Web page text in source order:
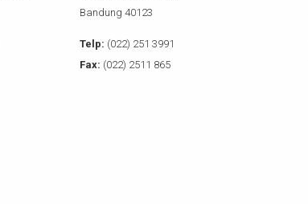
Bandung 40123
Telp: (022) 251 3991
Fax: (022) 2511 865